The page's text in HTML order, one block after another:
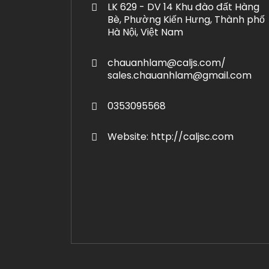
LK 629 - DV 14 Khu đào đất Hàng
Bè, Phường Kiến Hưng, Thành phố
Hà Nội, Việt Nam
chauanhlam@caljs.com/
sales.chauanhlam@gmail.com
0353095568
Website: http://caljsc.com